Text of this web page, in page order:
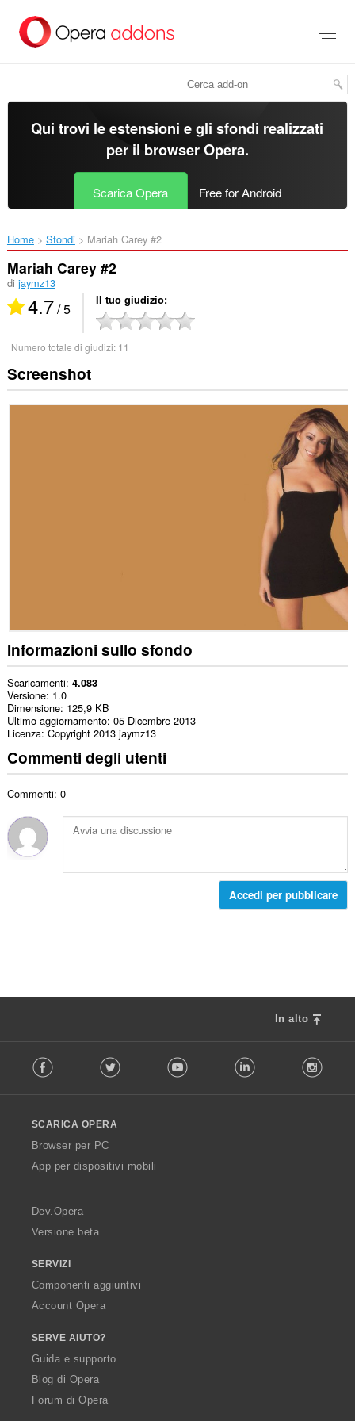
contenuto
Qui trovi le estensioni e gli sfondi realizzati
per il browser Opera.
Scarica Opera Free for Android
Home Sfondi Mariah Carey #2‎
Mariah Carey #2
di jaymz13
4.7/ 5 Il tuo giudizio
Numero totale di giudizi: 11
Screenshot
Informazioni sullo sfondo
Scaricamenti 4.083
Versione 1.0
Dimensione 125,9 KB
Ultimo aggiornamento 05 Dicembre 2013
Licenza Copyright 2013 jaymz13
Commenti degli utenti
Commenti: 0
Accedi per pubblicare
In alto
o
w
O
p
a
Facebook Twitter Youtube LinkedIn
SCARICA OPERA
Browser per PC
App per dispositivi mobili
Dev.Opera
Versione beta
SERVIZI
Componenti aggiuntivi
Account Opera
SERVE AIUTO?
Guida e supporto
Blog di Opera
Forum di Opera